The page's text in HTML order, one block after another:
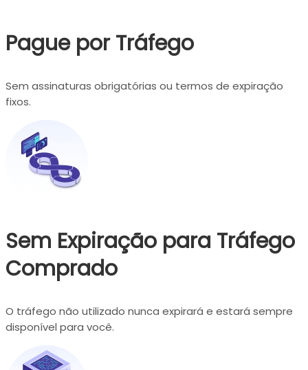
Pague por Tráfego
Sem assinaturas obrigatórias ou termos de expiração
fixos.
Sem Expiração para Tráfego
Comprado
O tráfego não utilizado nunca expirará e estará sempre
disponível para você.